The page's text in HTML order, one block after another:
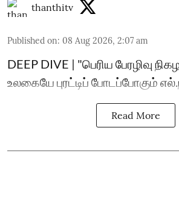
thanthitv
Published on: 08 Aug 2026, 2:07 am
DEEP DIVE | "பெரிய பேரழிவு
உலகையே புரட்டிப் போடப்போகும்
Read More